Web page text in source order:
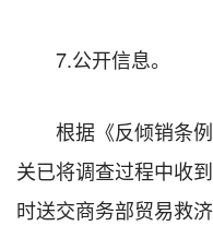
7.公开信息。
根据《反倾销条
关已将调查过程中收
时送交商务部贸易救